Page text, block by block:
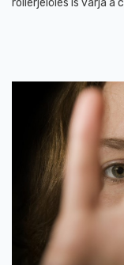
rollerjelölés is várja a